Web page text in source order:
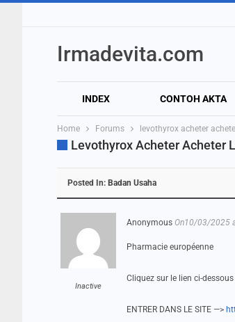
Irmadevita.com
INDEX CONTOH AKTA
Home Forums levothyrox acheter
Levothyrox Acheter Acheter
Posted In: Badan Usaha
Inactive
Anonymous On10/03/2025
Pharmacie européenne
Cliquez sur le lien ci-
ENTRER DANS LE SITE —>